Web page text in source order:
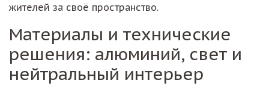
жителей за своё пространство.
Материалы и технические
решения: алюминий, свет и
нейтральный интерьер